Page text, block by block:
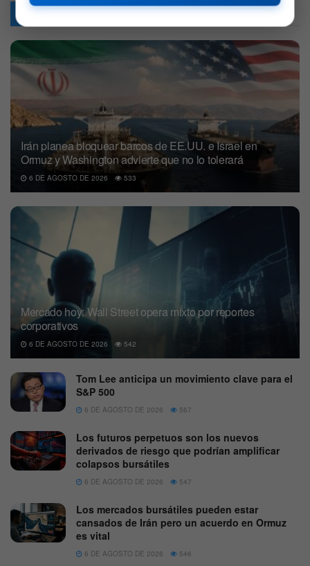
ArticulosRelacionados
Irán planea bloquear barcos de EE.UU. e Israel en
Ormuz y Washington advierte que no lo tolerará
6 DE AGOSTO DE 2026 533
Mercado hoy: Wall Street opera mixto por reportes
corporativos
6 DE AGOSTO DE 2026 542
Tom Lee anticipa un movimiento clave para el
S&P 500
6 DE AGOSTO DE 2026 567
Los futuros perpetuos son los nuevos
derivados de riesgo que podrían amplificar
colapsos bursátiles
6 DE AGOSTO DE 2026 547
Los mercados bursátiles pueden estar
cansados de Irán pero un acuerdo en Ormuz
es vital
6 DE AGOSTO DE 2026 546